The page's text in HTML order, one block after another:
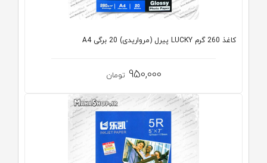
کاغذ 260 گرم LUCKY پیرل (مرواریدی) 20 برگی A4
950,000 تومان